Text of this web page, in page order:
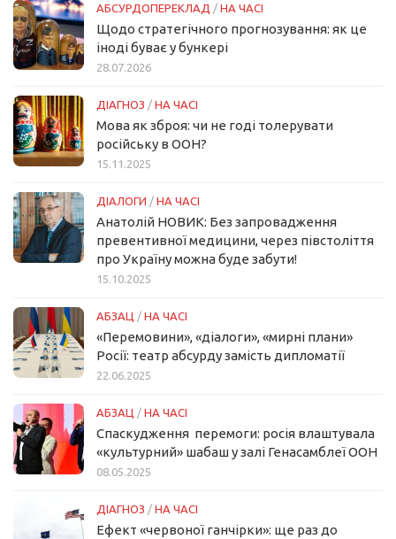
АБСУРДОПЕРЕКЛАД / НА ЧАСІ
Щодо стратегічного прогнозування: як це
іноді буває у бункері
28.07.2026
ДІАГНОЗ / НА ЧАСІ
Мова як зброя: чи не годі толерувати
російську в ООН?
15.11.2025
ДІАЛОГИ / НА ЧАСІ
Анатолій НОВИК: Без запровадження
превентивної медицини, через півстоліття
про Україну можна буде забути!
15.10.2025
АБЗАЦ / НА ЧАСІ
«Перемовини», «діалоги», «мирні плани»
Росії: театр абсурду замість дипломатії
22.06.2025
АБЗАЦ / НА ЧАСІ
Спаскудження перемоги: росія влаштувала
«культурний» шабаш у залі Генасамблеї ООН
08.05.2025
ДІАГНОЗ / НА ЧАСІ
Ефект «червоної ганчірки»: ще раз до